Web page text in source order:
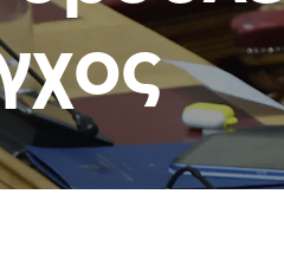
ΕΠΙΘΕΤΟ*
ΤΗΛΕΦΩΝΟ*
ΕΠΙΘΕΤΟ*
ΤΗΛΕΦΩΝΟ